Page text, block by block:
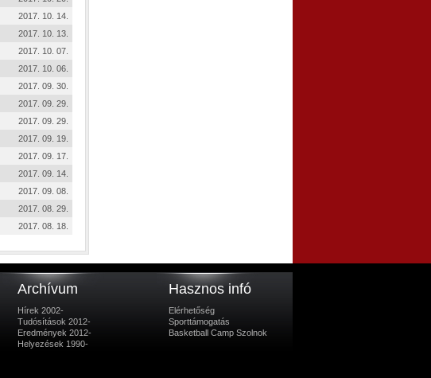
2017. 10. 14.
2017. 10. 13.
2017. 10. 07.
2017. 10. 06.
2017. 09. 30.
2017. 09. 29.
2017. 09. 29.
2017. 09. 19.
2017. 09. 17.
2017. 09. 14.
2017. 09. 08.
2017. 08. 29.
2017. 08. 18.
Archívum
Hírek 2002-
Tudósítások 2012-
Eredmények 2012-
Helyezések 1990-
Hasznos infó
Elérhetőség
Sporttámogatás
Basketball Camp Szolnok